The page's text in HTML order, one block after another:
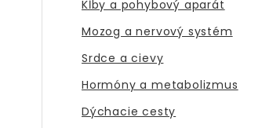
Kĺby a pohybový aparát
Mozog a nervový systém
Srdce a cievy
Hormóny a metabolizmus
Dýchacie cesty